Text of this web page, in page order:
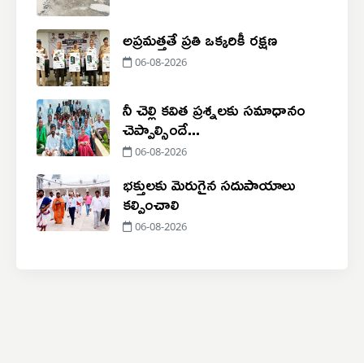
అప్రమత్తతే ప్రతి ఒక్కరికీ రక్షణ
06-08-2026
నీ చెల్లి కవిత ప్రశ్నలకు సమాధానం
చెప్పాల్సిందే...
06-08-2026
భక్తులకు మెరుగైన సదుపాయాలు
కల్పించాలి
06-08-2026